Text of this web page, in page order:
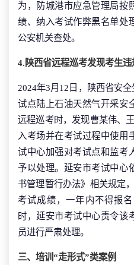
为，防城港市应急管理局按
绩、纳入考试作弊黑名单处
公安机关查处。
4.陕西省远程巡考发现考生
2024年3月12日，陕西省安
试点陆上石油天然气开采安
远程巡考时，发现曹某伟、
入考场并在考试过程中使用
试中心加强对考试点和监考
予以处理。延安市考试中心
书管理暂行办法》相关规定
考试成绩，一年内不得报
时，延安市考试中心责令该
员进行严肃处理。
三、培训“走形式”类案例